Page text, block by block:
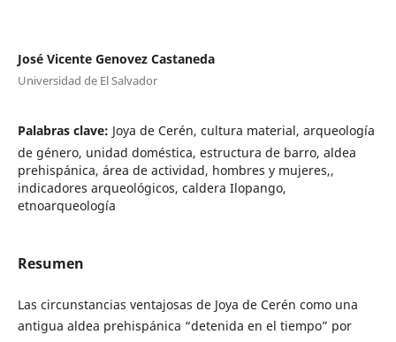
José Vicente Genovez Castaneda
Universidad de El Salvador
Palabras clave: Joya de Cerén, cultura material, arqueología
de género, unidad doméstica, estructura de barro, aldea
prehispánica, área de actividad, hombres y mujeres,,
indicadores arqueológicos, caldera Ilopango,
etnoarqueología
Resumen
Las circunstancias ventajosas de Joya de Cerén como una
antigua aldea prehispánica “detenida en el tiempo” por